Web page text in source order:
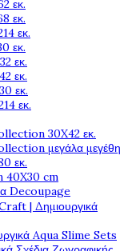
εκ.
εκ.
εκ.
εκ.
εκ.
εκ.
εκ.
εκ.
30X42 εκ.
μεγάλα μεγέθη
εκ.
40X30 cm
Decoupage
| Δημιουργικά
Aqua Slime Sets